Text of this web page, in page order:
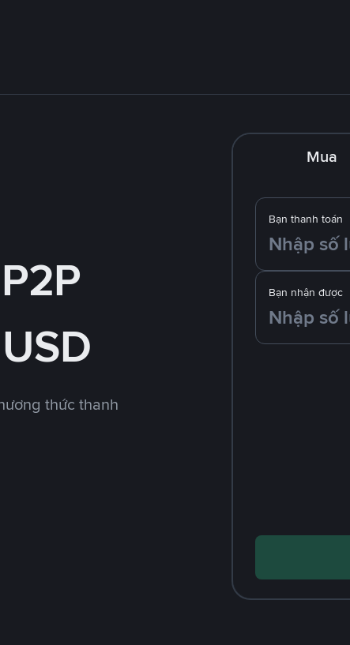
thức thanh
Mua
Bạn thanh toán
Bạn nhận được